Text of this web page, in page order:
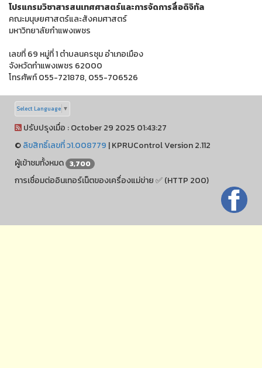
โปรแกรมวิชาสารสนเทศศาสตร์และการจัดการสื่อดิจิทัล
คณะมนุษยศาสตร์และสังคมศาสตร์
มหาวิทยาลัยกำแพงเพชร
เลขที่ 69 หมู่ที่ 1 ตำบลนครชุม อำเภอเมือง
จังหวัดกำแพงเพชร 62000
โทรศัพท์ 055-721878, 055-706526
Select Language ▼
ปรับปรุงเมื่อ : October 29 2025 01:43:27
©ลิขสิทธิ์เลขที่ ว1.008779 |KPRUControl Version 2.112
ผู้เข้าชมทั้งหมด 3,700
การเชื่อมต่ออินเทอร์เน็ตของเครื่องแม่ข่าย ✅ (HTTP 200)